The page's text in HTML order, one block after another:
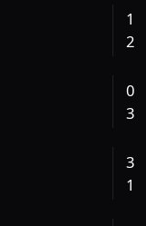
1
2
0
3
3
1